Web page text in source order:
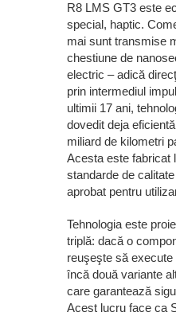
R8 LMS GT3 este
special, haptic.
mai sunt transmise
chestiune de
electric – adică
prin intermediul
ultimii 17 ani,
dovedit deja
miliard de kilometri
Acesta este fabricat
standarde de
aprobat pentru
Tehnologia este
triplă: dacă o
reuşeşte să
încă două variante
care garantează
Acest lucru face ca